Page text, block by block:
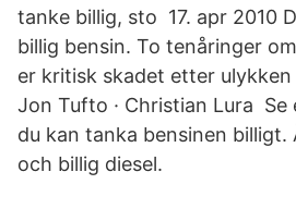
tanke billig, sto 17. apr 2010
billig bensin. To tenåringer
er kritisk skadet etter
Jon Tufto · Christian Lura
du kan tanka bensinen billigt.
och billig diesel.